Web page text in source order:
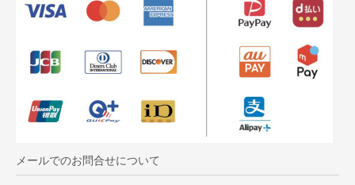
メールでのお問合せについて